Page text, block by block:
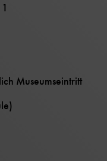
Museumseintritt